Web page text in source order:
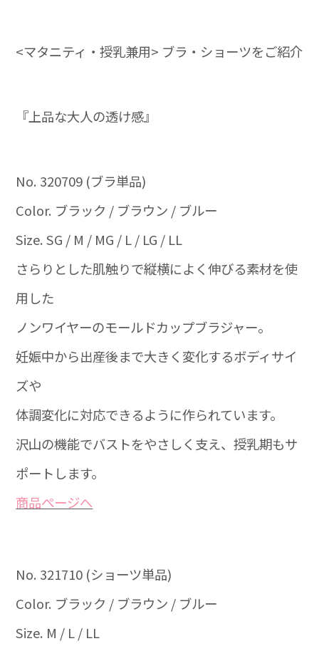
<マタニティ・授乳兼用> ブラ・ショーツをご紹介
『上品な大人の透け感』
No. 320709 (ブラ単品)
Color. ブラック / ブラウン / ブルー
Size. SG / M / MG / L / LG / LL
さらりとした肌触りで縦横によく伸びる素材を使
用した
ノンワイヤーのモールドカップブラジャー。
妊娠中から出産後まで大きく変化するボディサイ
ズや
体調変化に対応できるように作られています。
沢山の機能でバストをやさしく支え、授乳期もサ
ポートします。
商品ぺージへ
No. 321710 (ショーツ単品)
Color. ブラック / ブラウン / ブルー
Size. M / L / LL